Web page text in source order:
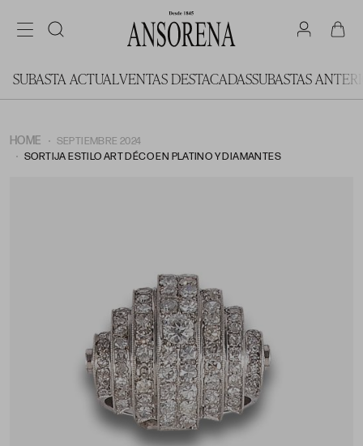
SUBASTA ACTUALVENTAS DESTACADASSUBASTAS
HOME
SEPTIEMBRE 2024
SORTIJA ESTILO ART DÉCO EN PLATINO Y DIAMANTES